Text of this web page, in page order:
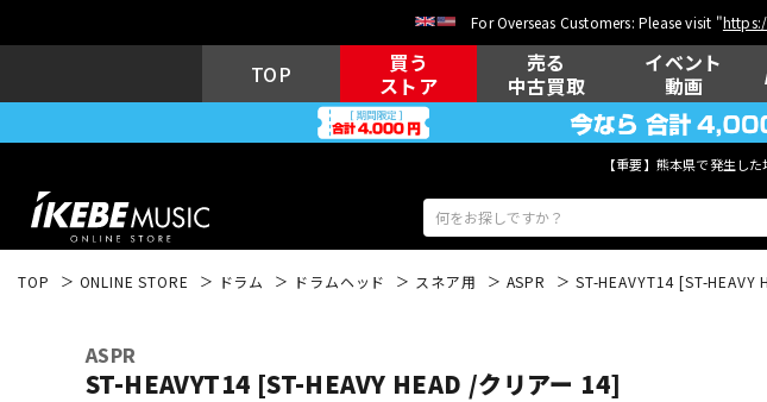
For Overseas Customers: Please visit "
TOP
買う
ストア
売る
中古買取
イベント
動画
【重要】熊本県で発生し
TOP ONLINE STORE ドラム ドラムヘッド スネア用 ASPR ST-HEAVYT14 [ST-HEAVY
ASPR
ST-HEAVYT14 [ST-HEAVY HEAD /クリアー 14]